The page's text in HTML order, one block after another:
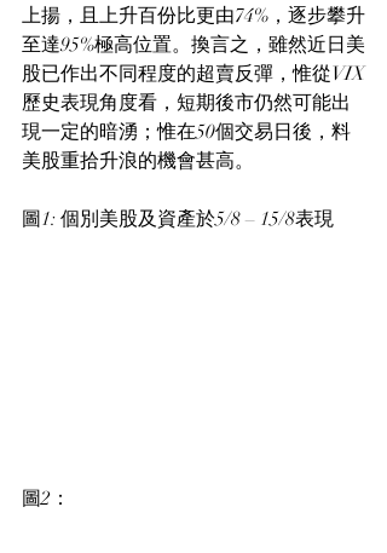
上揚，且上升百份比更由74%，逐步攀升
至達95%極高位置。換言之，雖然近日美
股已作出不同程度的超賣反彈，惟從VIX
歷史表現角度看，短期後市仍然可能出
現一定的暗湧；惟在50個交易日後，料
美股重拾升浪的機會甚高。
圖1: 個別美股及資產於5/8 – 15/8表現
圖2：